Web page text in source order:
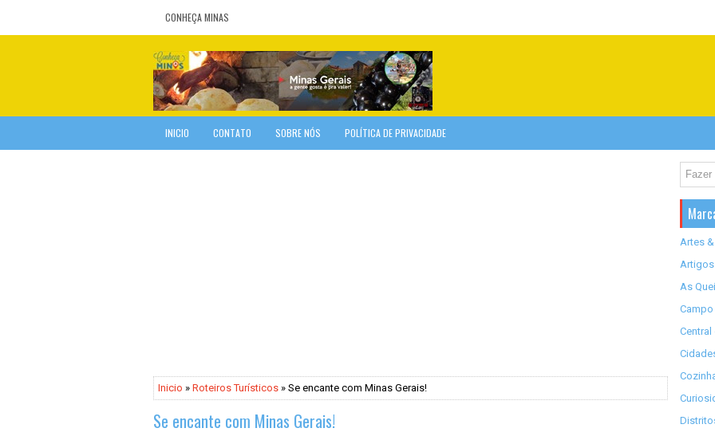
CONHEÇA MINAS
INICIO CONTATO SOBRE NÓS POLÍTICA DE PRIVACIDADE
Inicio » Roteiros Turísticos » Se encante com Minas Gerais!
Se encante com Minas Gerais!
Artes
As
Central